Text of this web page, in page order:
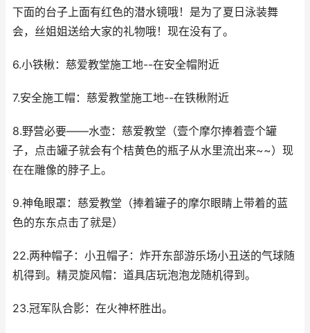
下面的台子上面有红色的潜水镜哦！是为了夏日泳装舞
会，丝姐姐送给大家的礼物哦！现在没有了。
6.小铁楸：慈爱教堂施工地--在安全帽附近
7.安全施工帽：慈爱教堂施工地--在铁楸附近
8.野营必要——水壶：慈爱教堂（壹个摩尔捧着壹个罐
子，点击罐子就会有个桔黄色的瓶子从水里流出来~~）现
在在雕像的脖子上。
9.神龟眼罩：慈爱教堂（捧着罐子的摩尔眼睛上带着的蓝
色的东东点击了就是）
22.两种帽子：小丑帽子：炸开东部游乐场小丑送的气球随
机得到。精灵旋风帽：道具店玩泡泡龙随机得到。
23.冠军队合影：在火神杯胜出。